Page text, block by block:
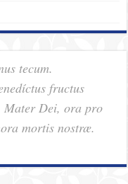
tecum.
fructus
Mater Dei, ora pro
mortis nostræ.